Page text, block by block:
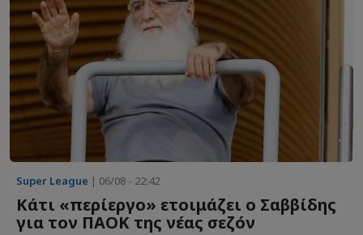
Super League | 06/08 - 22:42
Κάτι «περίεργο» ετοιμάζει ο Σαββίδης
για τον ΠΑΟΚ της νέας σεζόν